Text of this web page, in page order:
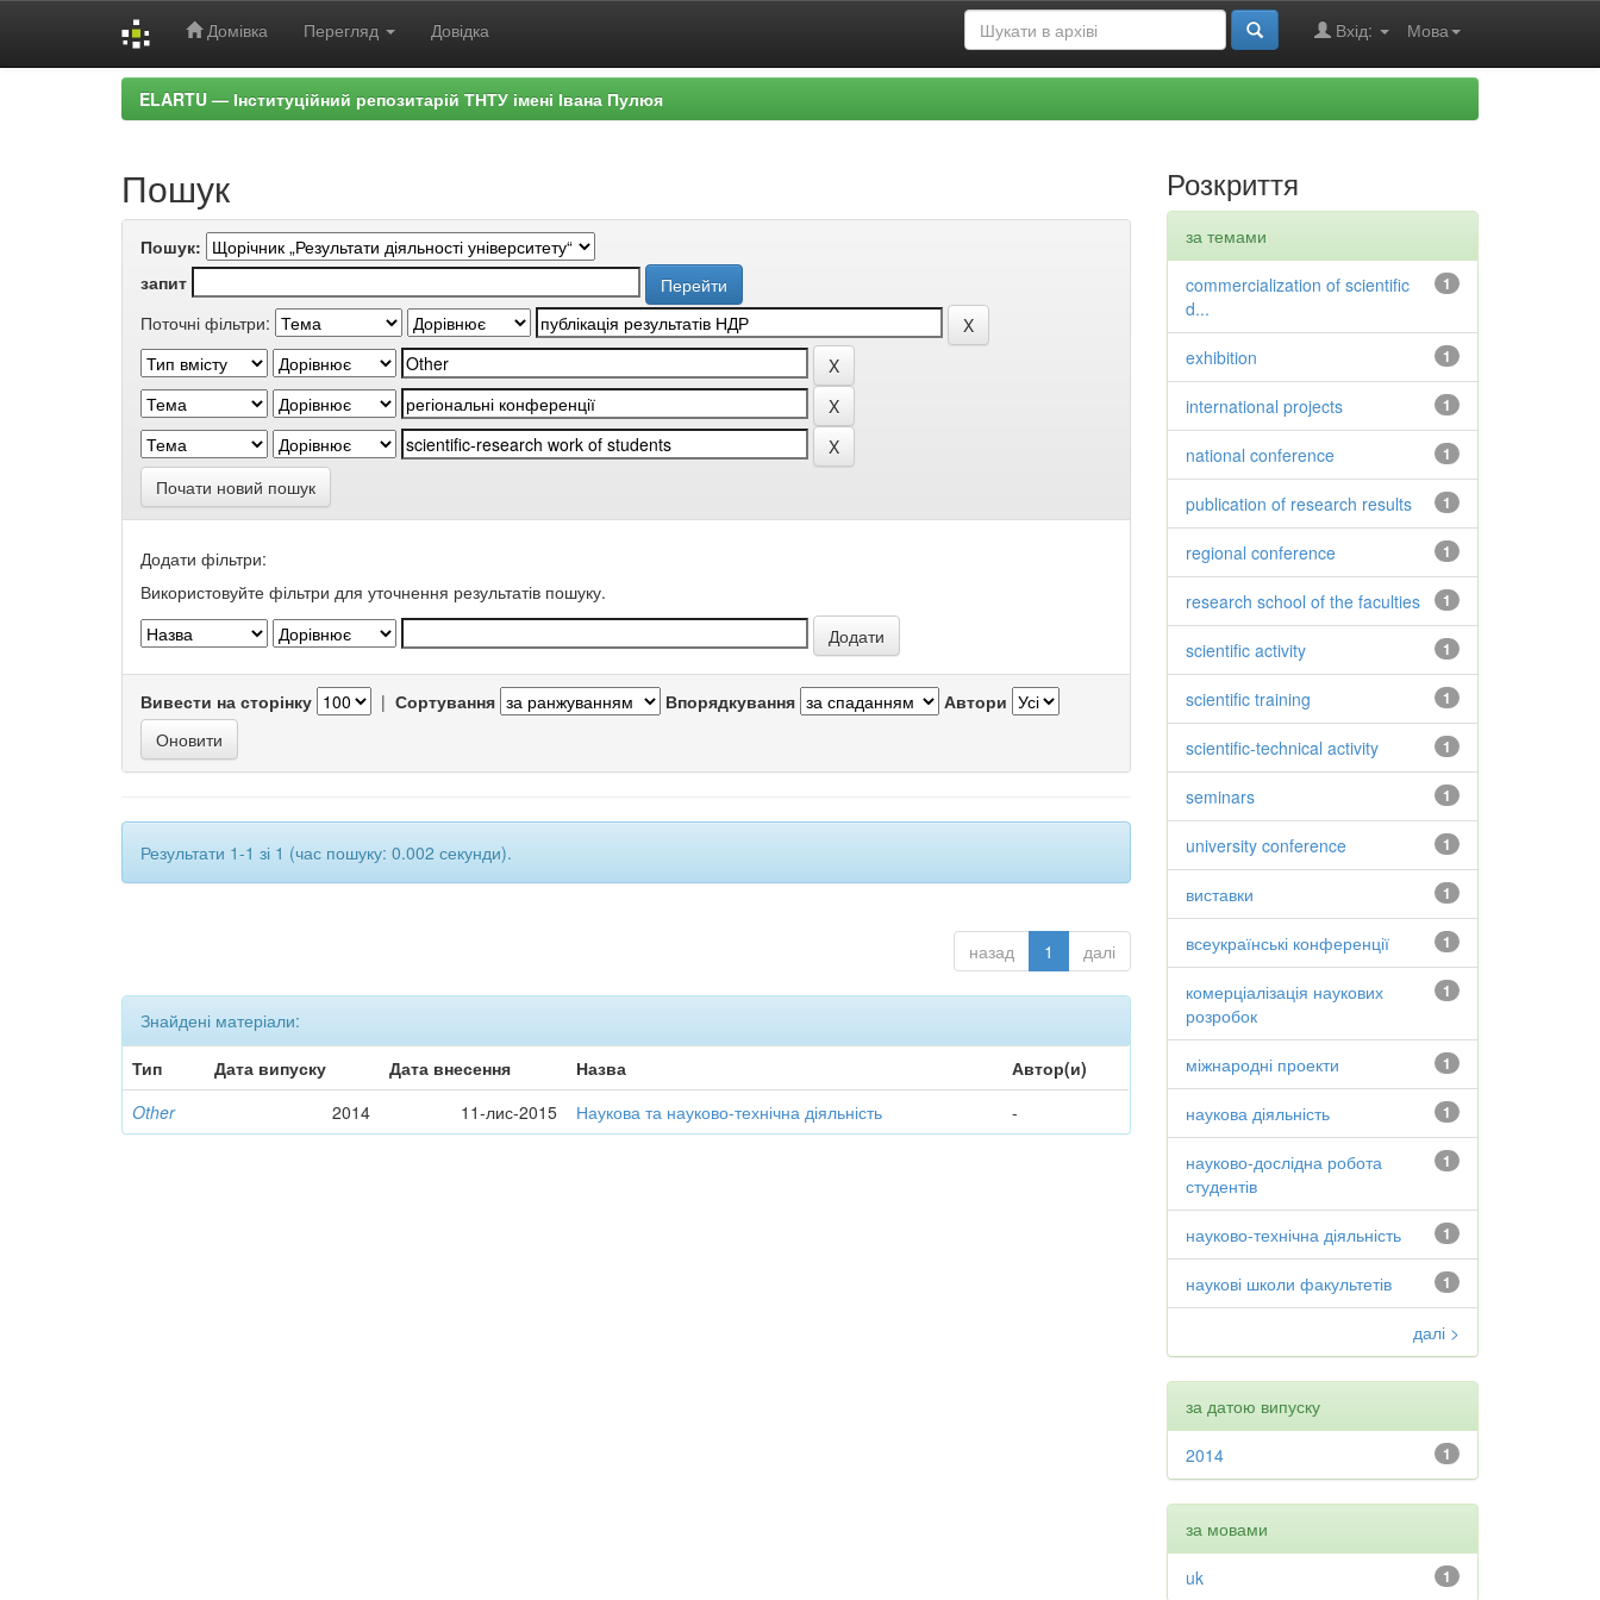
Домівка Перегляд Довідка Мова
Вхід:
ELARTU — Інституційний репозитарій ТНТУ імені Івана Пулюя
Пошук
Пошук:
запит
Поточні фільтри:
Почати новий пошук
Додати фільтри:
Використовуйте фільтри для уточнення результатів пошуку.
Вивести на сторінку | Сортування Впорядкування Автори
Результати 1-1 зі 1 (час пошуку: 0.002 секунди).
назад 1 далі
Знайдені матеріали:
Тип
Дата випуску Дата внесення Назва
Автор(и)
Other
2014 11-лис-2015 Наукова та науково-технічна діяльність -
Розкриття
за темами
1
commercialization of scientific
d...
1
exhibition
1
international projects
1
national conference
1
publication of research results
1
regional conference
1
research school of the faculties
1
scientific activity
1
scientific training
1
scientific-technical activity
1
seminars
1
university conference
1
виставки
1
всеукраїнські конференції
1
комерціалізація наукових
розробок
1
міжнародні проекти
1
наукова діяльність
1
науково-дослідна робота
студентів
1
науково-технічна діяльність
1
наукові школи факультетів
далі >
за датою випуску
1
2014
за мовами
1
uk